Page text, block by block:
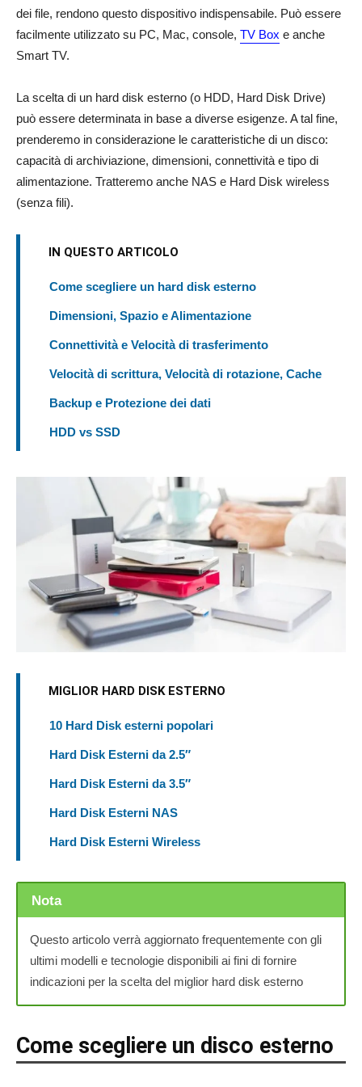
dei file, rendono questo dispositivo indispensabile. Può essere
facilmente utilizzato su PC, Mac, console, TV Box e anche
Smart TV.
La scelta di un hard disk esterno (o HDD, Hard Disk Drive)
può essere determinata in base a diverse esigenze. A tal fine,
prenderemo in considerazione le caratteristiche di un disco:
capacità di archiviazione, dimensioni, connettività e tipo di
alimentazione. Tratteremo anche NAS e Hard Disk wireless
(senza fili).
IN QUESTO ARTICOLO
Come scegliere un hard disk esterno
Dimensioni, Spazio e Alimentazione
Connettività e Velocità di trasferimento
Velocità di scrittura, Velocità di rotazione, Cache
Backup e Protezione dei dati
HDD vs SSD
MIGLIOR HARD DISK ESTERNO
10 Hard Disk esterni popolari
Hard Disk Esterni da 2.5″
Hard Disk Esterni da 3.5″
Hard Disk Esterni NAS
Hard Disk Esterni Wireless
Nota
Questo articolo verrà aggiornato frequentemente con gli
ultimi modelli e tecnologie disponibili ai fini di fornire
indicazioni per la scelta del miglior hard disk esterno
Come scegliere un disco esterno